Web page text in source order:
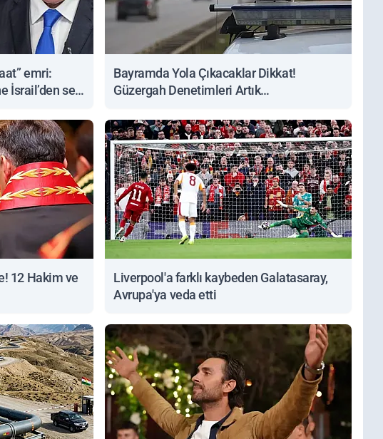
emri:
İsrail’den sert
Bayramda Yola Çıkacaklar Dikkat!
Güzergah Denetimleri Artık
12 Hakim ve
Liverpool'a farklı kaybeden Galatasaray,
Avrupa'ya veda etti